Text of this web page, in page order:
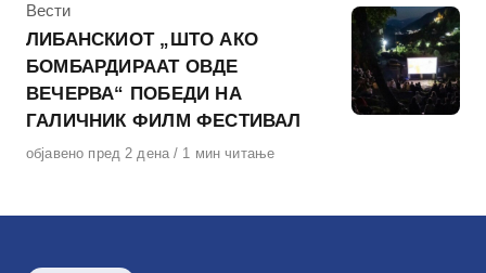
КАтегорија
Вести
ЛИБАНСКИОТ „ШТО АКО
БОМБАРДИРААТ ОВДЕ
ВЕЧЕРВА“ ПОБЕДИ НА
ГАЛИЧНИК ФИЛМ ФЕСТИВАЛ
Објавено
објавено пред 2 дена 1 мин читање